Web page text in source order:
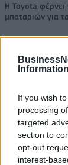
Information
If you wish
processing
targeted
section to
opt-out
interest-
Η Toyota φέρνει
μπαταριών για
Νέο Audi A2 e-
«Έριξε τις
Γουόκαπ ο
δύο
Ντουμπάι»